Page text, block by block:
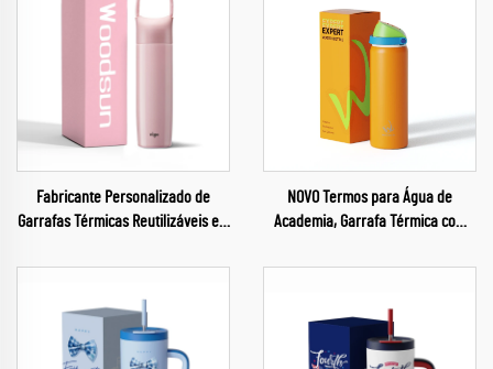
Fabricante Personalizado de
Garrafas Térmicas Reutilizáveis em
NOVO Termos para Água de
Academia, Garrafa Térmica com
Inoxidável para Esportes